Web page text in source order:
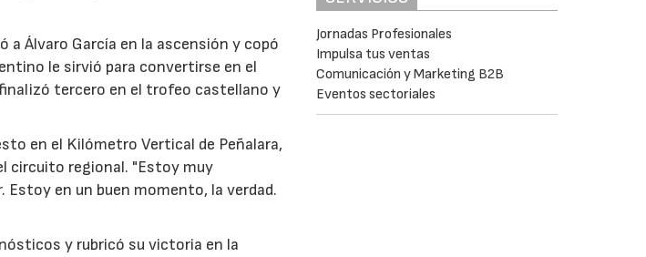
a Álvaro García en la ascensión y copó
le sirvió para convertirse en el
finalizó tercero en el trofeo castellano y
en el Kilómetro Vertical de Peñalara,
circuito regional. "Estoy muy
en un buen momento, la verdad.
y rubricó su victoria en la
Jornadas Profesionales
Impulsa tus ventas
Comunicación y Marketing B2B
Eventos sectoriales